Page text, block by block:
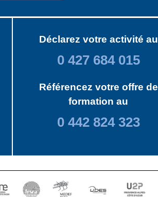
Déclarez votre activité au
0 427 684 015
Référencez votre offre de
formation au
0 442 824 323